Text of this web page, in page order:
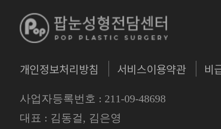
개인정보처리방침 서비스이용약관 비
사업자등록번호 : 211-09-48698
대표 : 김동걸, 김은영